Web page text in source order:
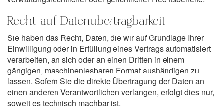
Recht auf Datenübertragbarkeit
Sie haben das Recht, Daten, die wir auf Grundlage Ihrer
Einwilligung oder in Erfüllung eines Vertrags automatisiert
verarbeiten, an sich oder an einen Dritten in einem
gängigen, maschinenlesbaren Format aushändigen zu
lassen. Sofern Sie die direkte Übertragung der Daten an
einen anderen Verantwortlichen verlangen, erfolgt dies nur,
soweit es technisch machbar ist.